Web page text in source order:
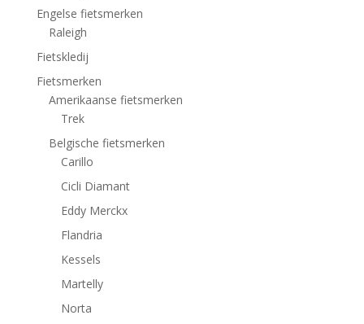
Engelse fietsmerken
Raleigh
Fietskledij
Fietsmerken
Amerikaanse fietsmerken
Trek
Belgische fietsmerken
Carillo
Cicli Diamant
Eddy Merckx
Flandria
Kessels
Martelly
Norta